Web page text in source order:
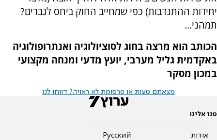
יחידות ההתנדבות) כפי שמחייב החוק ביחס לגברים?
תמהני...
הכותב הוא מרצה בחוג לסוציולוגיה ואנתרופולוגיה
באקדמית גליל מערבי, יועץ מדעי ומנחה מקצועי
במכון מסקר
מצאתם טעות או פרסומת לא ראויה? דווחו לנו
פנו אלינו
אודות
Pусский